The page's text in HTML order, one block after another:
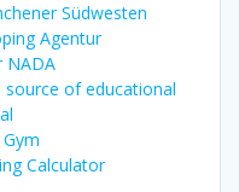
Südwesten
Agentur
NADA
source of educational
Calculator